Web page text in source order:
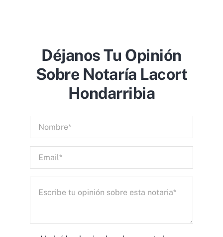
Déjanos Tu Opinión
Sobre Notaría Lacort
Hondarribia